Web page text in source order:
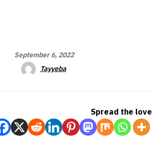
September 6, 2022
Tayyeba
Spread the love